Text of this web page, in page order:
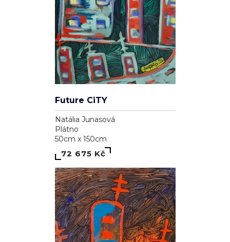
Future CiTY
Natália Junasová
Plátno
50cm x 150cm
72 675 Kč